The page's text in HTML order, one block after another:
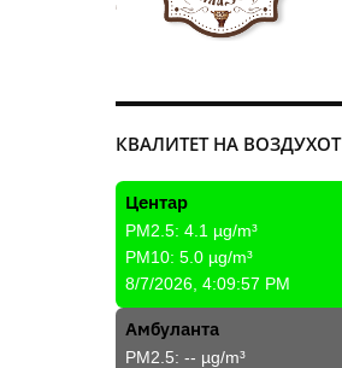
КВАЛИТЕТ НА ВОЗДУХОТ
Центар
PM2.5: 4.1 µg/m³
PM10: 5.0 µg/m³
8/7/2026, 4:09:57 PM
Амбуланта
PM2.5: -- µg/m³